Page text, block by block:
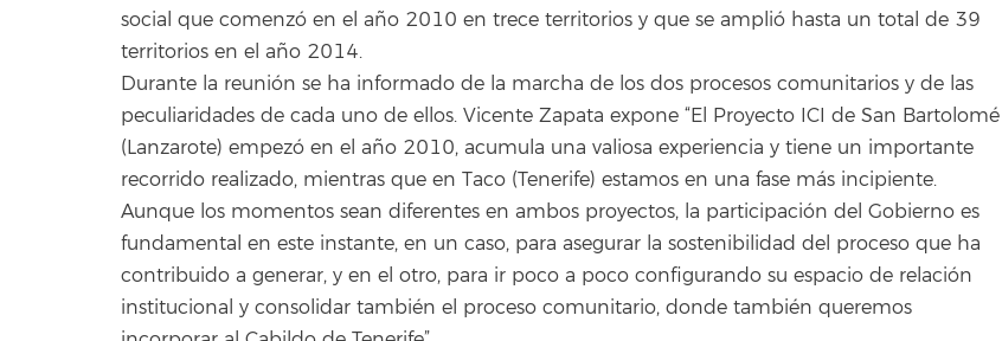
social que comenzó en el año 2010 en trece territorios y que se amplió hasta un total de 39
territorios en el año 2014.
Durante la reunión se ha informado de la marcha de los dos procesos comunitarios y de las
peculiaridades de cada uno de ellos. Vicente Zapata expone “El Proyecto ICI de San Bartolomé
(Lanzarote) empezó en el año 2010, acumula una valiosa experiencia y tiene un importante
recorrido realizado, mientras que en Taco (Tenerife) estamos en una fase más incipiente.
Aunque los momentos sean diferentes en ambos proyectos, la participación del Gobierno es
fundamental en este instante, en un caso, para asegurar la sostenibilidad del proceso que ha
contribuido a generar, y en el otro, para ir poco a poco configurando su espacio de relación
institucional y consolidar también el proceso comunitario, donde también queremos